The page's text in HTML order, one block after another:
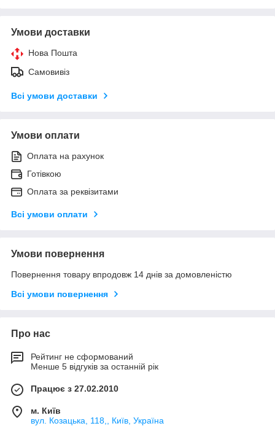
Умови доставки
Нова Пошта
Самовивіз
Всі умови доставки
Умови оплати
Оплата на рахунок
Готівкою
Оплата за реквізитами
Всі умови оплати
Умови повернення
Повернення товару впродовж 14 днів за домовленістю
Всі умови повернення
Про нас
Рейтинг не сформований
Менше 5 відгуків за останній рік
Працює з 27.02.2010
м. Київ
вул. Козацька, 118,, Київ, Україна